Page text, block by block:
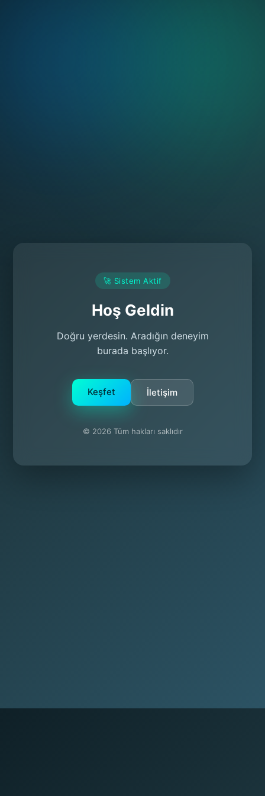
🚀 Sistem Aktif
Hoş Geldin
Doğru yerdesin. Aradığın deneyim
burada başlıyor.
Keşfet İletişim
© 2026 Tüm hakları saklıdır